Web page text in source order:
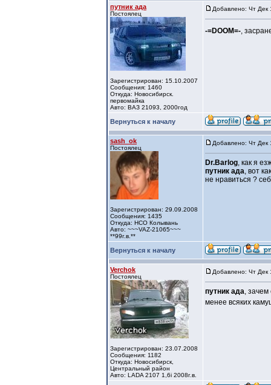
путник ада
Постоялец
Зарегистрирован: 15.10.2007
Сообщения: 1460
Откуда: Новосибирск.
первомайка
Авто: ВАЗ 21093, 2000год
Добавлено: Чт Дек
-=DOOM=-,
Вернуться к началу
sash_ok
Постоялец
Зарегистрирован: 29.09.2008
Сообщения: 1435
Откуда: НСО Колывань
Авто: ~~~VAZ-21065~~~
**99г.в.**
Добавлено: Чт Дек
Dr.Barlog, как я
путник ада, вот
не нравиться ?
Вернуться к началу
Verchok
Постоялец
Зарегистрирован: 23.07.2008
Сообщения: 1182
Откуда: Новосибирск,
Центральный район
Авто: LADA 2107 1,6i 2008г.в.
Добавлено: Чт Дек
путник ада, зачем
менее всяких